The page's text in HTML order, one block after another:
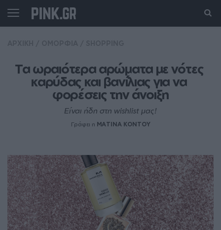
Τα ωραιότερα αρώματα με νότες
καρύδας και βανίλιας για να
φορέσεις την άνοιξη
Είναι ήδη στη wishlist μας!
Γράφει η MATINA KONTOY